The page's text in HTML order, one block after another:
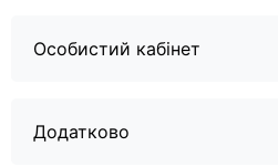
Особистий кабінет
Додатково